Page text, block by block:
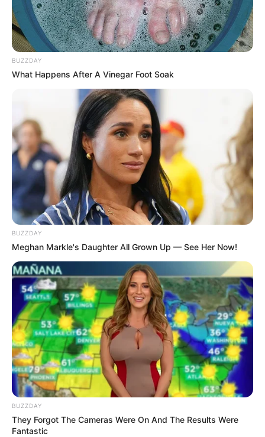
LIHAT ARTIKEL LAINNYA
Laras Kinanda Megan Domani
Beby Tsabina Salshabilla Adriani
BUZZDAY
What Happens After A Vinegar Foot Soak
BUZZDAY
Meghan Markle's Daughter All Grown Up — See Her Now!
BUZZDAY
They Forgot The Cameras Were On And The Results Were
Fantastic